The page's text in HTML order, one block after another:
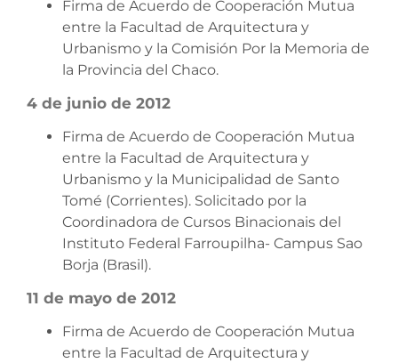
Firma de Acuerdo de Cooperación Mutua
entre la Facultad de Arquitectura y
Urbanismo y la Comisión Por la Memoria de
la Provincia del Chaco.
4 de junio de 2012
Firma de Acuerdo de Cooperación Mutua
entre la Facultad de Arquitectura y
Urbanismo y la Municipalidad de Santo
Tomé (Corrientes). Solicitado por la
Coordinadora de Cursos Binacionais del
Instituto Federal Farroupilha- Campus Sao
Borja (Brasil).
11 de mayo de 2012
Firma de Acuerdo de Cooperación Mutua
entre la Facultad de Arquitectura y